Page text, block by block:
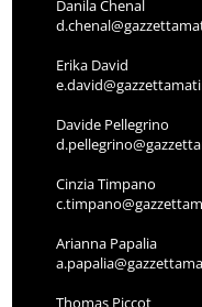
Danila Chenal
Erika David
Davide Pellegrino
Cinzia Timpano
Arianna Papalia
Thomas Piccot